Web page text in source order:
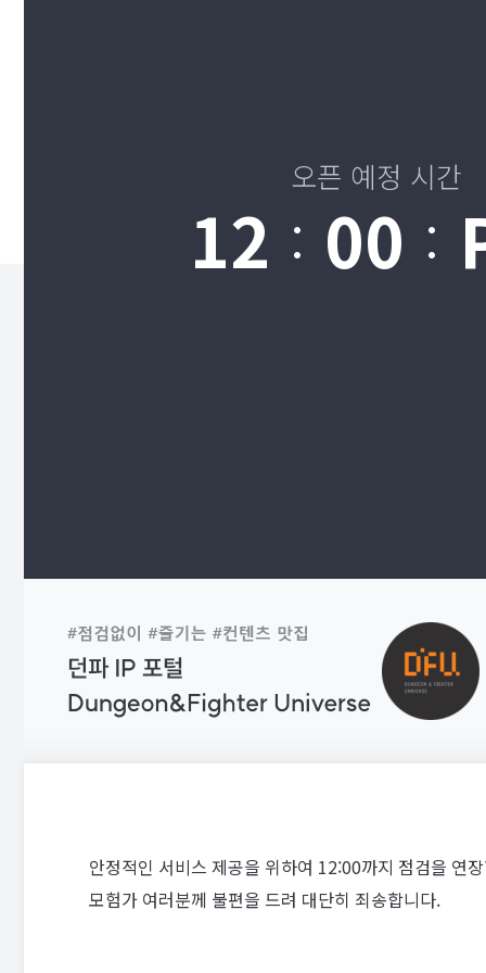
오픈 예정 시간
12 00
안정적인 서비스 제공을 위하여 12:00까지 점검을 연
모험가 여러분께 불편을 드려 대단히 죄송합니다.